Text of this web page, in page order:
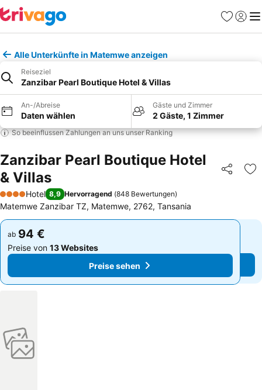
Favoriten
Alle Unterkünfte in Matemwe anzeigen
Reiseziel
Zanzibar Pearl Boutique Hotel & Villas
An-/Abreise
Daten wählen
Gäste und Zimmer
2 Gäste, 1 Zimmer
So beeinflussen Zahlungen an uns unser Ranking
Zanzibar Pearl Boutique Hotel
& Villas
Teilen
4 Sterne
Hotel 8,9 Hervorragend (848 Bewertungen)
Matemwe Zanzibar TZ, Matemwe, 2762, Tansania
ab 94 €
Preise von 13 Websites
Preise sehen
ab 94 €
Preise von 13 Websites
Preise sehen